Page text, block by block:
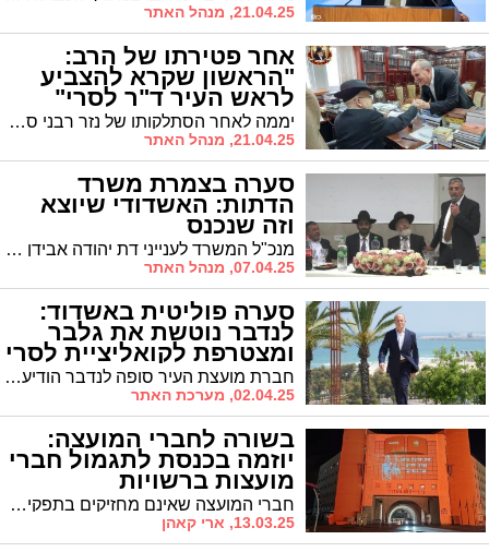
21.04.25, מנהל האתר
אחר פטירתו של הרב:
"הראשון שקרא להצביע
לראש העיר ד"ר לסרי"
יממה לאחר הסתלקותו של נזר רבני ספרד מזכירים בעיר את קריאתו של הגר"מ מזוז שהביאה למפנה. "היה הראשון שקרא להצביע לראש העיר"
21.04.25, מנהל האתר
סערה בצמרת משרד
הדתות: האשדודי שיוצא
וזה שנכנס
מנכ"ל המשרד לענייני דת יהודה אבידן צפוי ככל הנראה לסיים את תפקידו במשרד הדתות. מי יכנס במקומו?
07.04.25, מנהל האתר
סערה פוליטית באשדוד:
לנדבר נוטשת את גלבר
ומצטרפת לקואליציית לסרי
חברת מועצת העיר סופה לנדבר הודיעה היום על פרישתה מסיעת "אין לנו עוד אשדוד" והצטרפותה לקואליציה העירונית בראשות ראש העיר ד"ר יחיאל לסרי. גלבר: "לסרי עסוק בהישרדות פוליטית"
02.04.25, מערכת האתר
בשורה לחברי המועצה:
יוזמה בכנסת לתגמול חברי
מועצות ברשויות
חברי המועצה שאינם מחזיקים בתפקיד יקבלו שכר. אך מי יממן?
13.03.25, ארי קאהן